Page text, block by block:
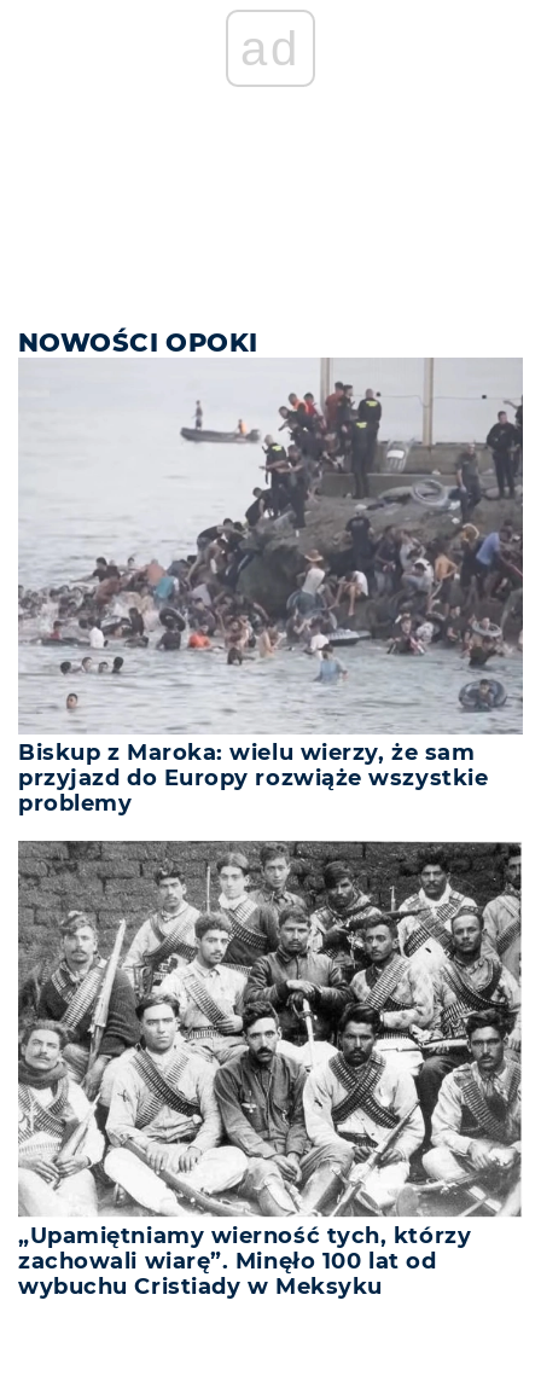
ad
NOWOŚCI OPOKI
Biskup z Maroka: wielu wierzy, że sam
przyjazd do Europy rozwiąże wszystkie
problemy
„Upamiętniamy wierność tych, którzy
zachowali wiarę”. Minęło 100 lat od
wybuchu Cristiady w Meksyku